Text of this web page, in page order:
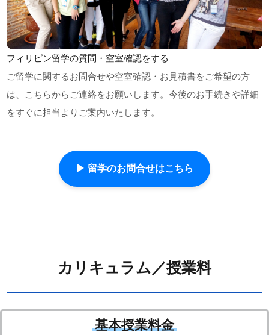
フィリピン留学の質問・空室確認をする
ご留学に関するお問合せや空室確認・お見積書をご希望の方
は、こちらからご連絡をお願いします。今後のお手続きや詳細
をすぐに担当よりご案内いたします。
▶ 留学のお問合せはこちら
カリキュラム／授業料
基本授業料金